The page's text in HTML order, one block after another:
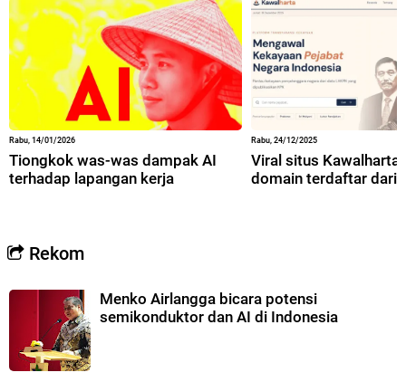
Rabu, 14/01/2026
Tiongkok was-was dampak AI
terhadap lapangan kerja
Rabu, 24/12/2025
Viral situs
domain terdaftar dari
Rekom
Menko Airlangga bicara potensi
semikonduktor dan AI di Indonesia